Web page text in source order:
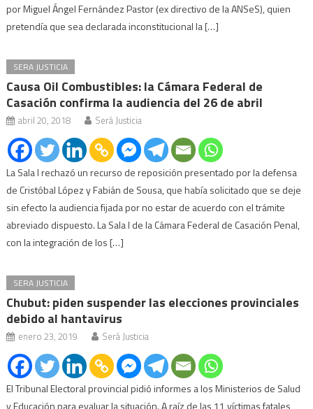
por Miguel Ángel Fernández Pastor (ex directivo de la ANSeS), quien
pretendía que sea declarada inconstitucional la […]
SERA JUSTICIA
Causa Oil Combustibles: la Cámara Federal de
Casación confirma la audiencia del 26 de abril
abril 20, 2018 Será Justicia
La Sala I rechazó un recurso de reposición presentado por la defensa
de Cristóbal López y Fabián de Sousa, que había solicitado que se deje
sin efecto la audiencia fijada por no estar de acuerdo con el trámite
abreviado dispuesto. La Sala I de la Cámara Federal de Casación Penal,
con la integración de los […]
SERA JUSTICIA
Chubut: piden suspender las elecciones provinciales
debido al hantavirus
enero 23, 2019 Será Justicia
El Tribunal Electoral provincial pidió informes a los Ministerios de Salud
y Educación para evaluar la situación. A raíz de las 11 víctimas fatales